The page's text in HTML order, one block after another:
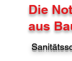
Die
aus